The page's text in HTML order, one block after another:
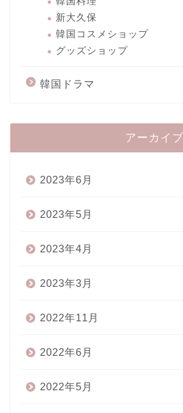
新大久保
韓国コスメショップ
グッズショップ
韓国ドラマ
アーカイブ
2023年6月
2023年5月
2023年4月
2023年3月
2022年11月
2022年6月
2022年5月